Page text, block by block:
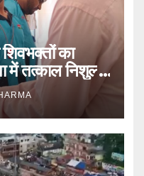
का
में तत्काल निशुल्क